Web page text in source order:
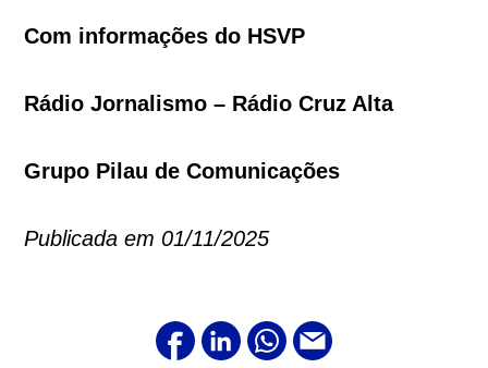
Com informações do HSVP
Rádio Jornalismo – Rádio Cruz Alta
Grupo Pilau de Comunicações
Publicada em 01/11/2025